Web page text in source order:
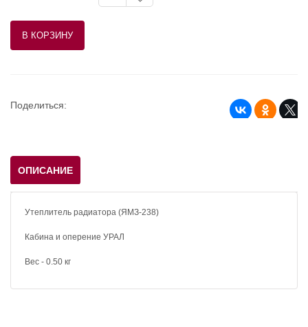
Поделиться:
ОПИСАНИЕ
Утеплитель радиатора (ЯМЗ-238)
Кабина и оперение УРАЛ
Вес - 0.50 кг